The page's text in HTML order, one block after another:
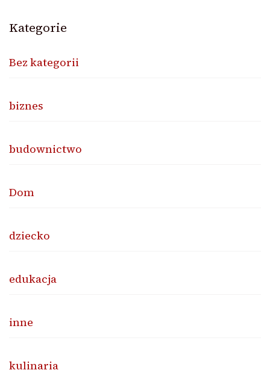
Kategorie
Bez kategorii
biznes
budownictwo
Dom
dziecko
edukacja
inne
kulinaria